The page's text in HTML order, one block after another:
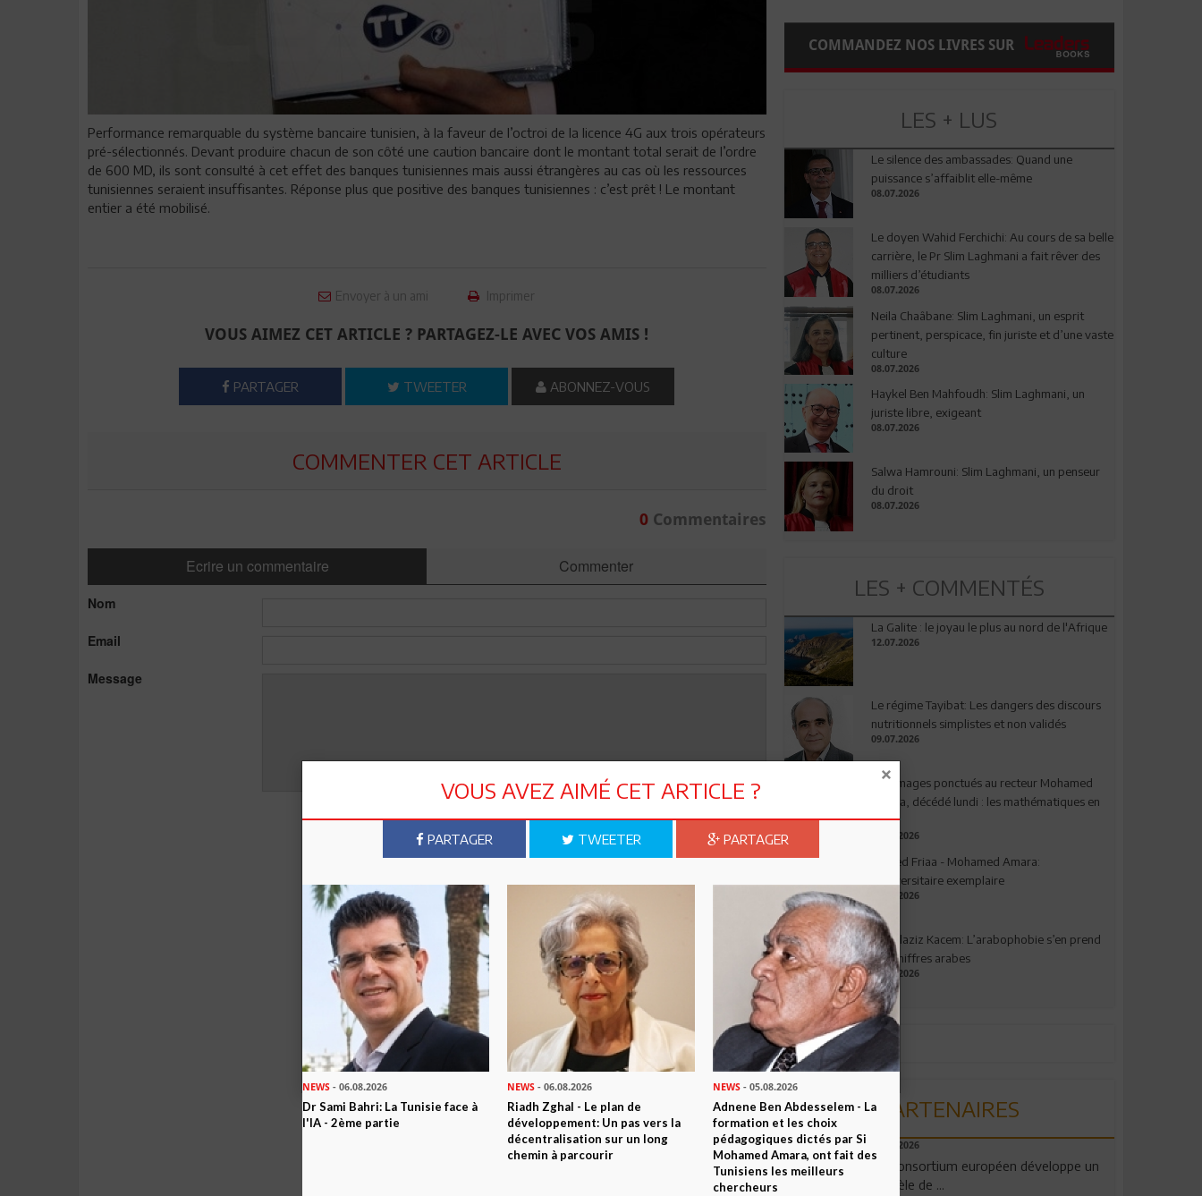
Performance remarquable du système bancaire tunisien, à la faveur de l’octroi de la licence 4G aux trois opérateurs
pré-sélectionnés. Devant produire chacun de son côté une caution bancaire dont le montant total serait de l’ordre
de 600 MD, ils sont consulté à cet effet des banques tunisiennes mais aussi étrangères au cas où les ressources
tunisiennes seraient insuffisantes. Réponse plus que positive des banques tunisiennes : c’est prêt ! Le montant
entier a été mobilisé.
Envoyer à un ami Imprimer
VOUS AIMEZ CET ARTICLE ? PARTAGEZ-LE AVEC VOS AMIS !
PARTAGER TWEETER ABONNEZ-VOUS
COMMENTER CET ARTICLE
0Commentaires
Ecrire un commentaire Commenter
Nom
Email
Message
Envoyer
COMMANDEZ NOS LIVRES SUR
LES + LUS
Le silence des ambassades: Quand une
puissance s’affaiblit elle-même
08.07.2026
Le doyen Wahid Ferchichi: Au cours de sa belle
carrière, le Pr Slim Laghmani a fait rêver des
milliers d’étudiants
08.07.2026
Neila Chaâbane: Slim Laghmani, un esprit
pertinent, perspicace, fin juriste et d’une vaste
culture
08.07.2026
Haykel Ben Mahfoudh: Slim Laghmani, un
juriste libre, exigeant
08.07.2026
Salwa Hamrouni: Slim Laghmani, un penseur
du droit
08.07.2026
LES + COMMENTÉS
La Galite : le joyau le plus au nord de l'Afrique
12.07.2026
Le régime Tayibat: Les dangers des discours
nutritionnels simplistes et non validés
09.07.2026
Hommages ponctués au recteur Mohamed
Amara, décédé lundi : les mathématiques en
deuil
03.08.2026
Ahmed Friaa - Mohamed Amara:
l’Universitaire exemplaire
04.08.2026
Abdelaziz Kacem: L’arabophobie s’en prend
aux chiffres arabes
09.07.2026
PARTENAIRES
06.08.2026
Un consortium européen développe un
modèle de ...
VOUS AVEZ AIMÉ CET ARTICLE ?
PARTAGER TWEETER PARTAGER
NEWS - 06.08.2026
Dr Sami Bahri: La Tunisie face à
l'IA - 2ème partie
NEWS - 06.08.2026
Riadh Zghal - Le plan de
développement: Un pas vers la
décentralisation sur un long
chemin à parcourir
NEWS- 05.08.2026
Adnene Ben Abdesselem - La
formation et les choix
pédagogiques dictés par Si
Mohamed Amara, ont fait des
Tunisiens les meilleurs
chercheurs